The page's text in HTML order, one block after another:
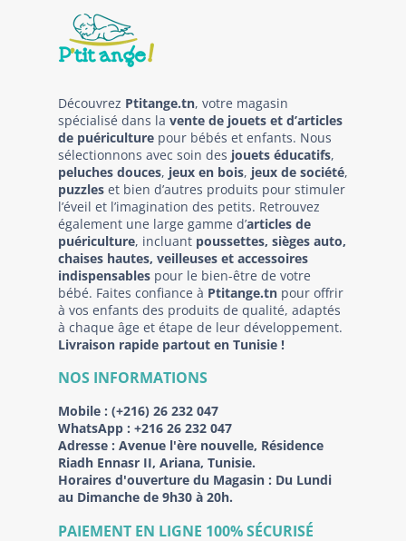
Découvrez Ptitange.tn, votre magasin
spécialisé dans la vente de jouets et d’articles
de puériculture pour bébés et enfants. Nous
sélectionnons avec soin des jouets éducatifs,
peluches douces, jeux en bois, jeux de société,
puzzles et bien d’autres produits pour stimuler
l’éveil et l’imagination des petits. Retrouvez
également une large gamme d’articles de
puériculture, incluant poussettes, sièges auto,
chaises hautes, veilleuses et accessoires
indispensables pour le bien-être de votre
bébé. Faites confiance à Ptitange.tn pour offrir
à vos enfants des produits de qualité, adaptés
à chaque âge et étape de leur développement.
Livraison rapide partout en Tunisie !
NOS INFORMATIONS
Mobile : (+216) 26 232 047
WhatsApp : +216 26 232 047
Adresse : Avenue l'ère nouvelle, Résidence
Riadh Ennasr II, Ariana, Tunisie.
Horaires d'ouverture du Magasin : Du Lundi
au Dimanche de 9h30 à 20h.
PAIEMENT EN LIGNE 100% SÉCURISÉ